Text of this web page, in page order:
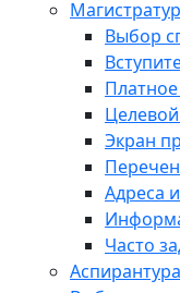
Выбор
Экран
Адреса
Часто
Аспирантура